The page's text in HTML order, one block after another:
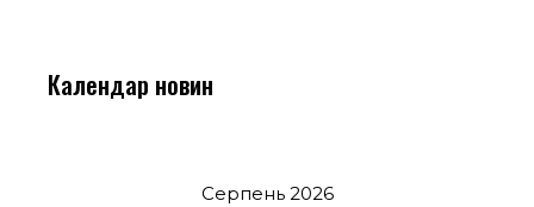
Календар новин
Серпень 2026